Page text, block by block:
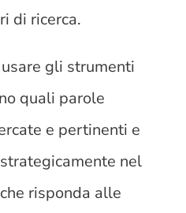
di ricerca.
gli strumenti
quali parole
e pertinenti e
nel
risponda alle